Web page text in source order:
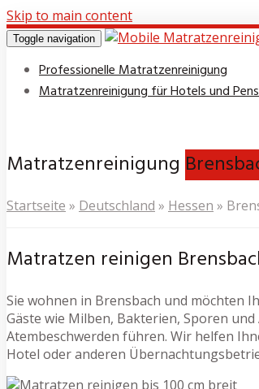
Skip to main content
Toggle navigation
Professionelle Matratzenreinigung
Matratzenreinigung für Hotels und
Matratzenreinigung
Startseite » Deutschland » Hessen »
Matratzen reinigen
Sie wohnen in Brensbach und möchten
Gäste wie Milben, Bakterien, Sporen
Atembeschwerden führen. Wir helfen
Hotel oder anderen